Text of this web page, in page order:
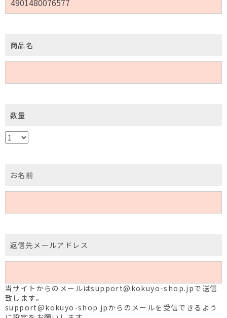
商品名
数量
お名前
返信先メールアドレス
当サイトからのメールはsupport@kokuyo-shop.jpで送信
致します。
support@kokuyo-shop.jpからのメールを受信できるよう